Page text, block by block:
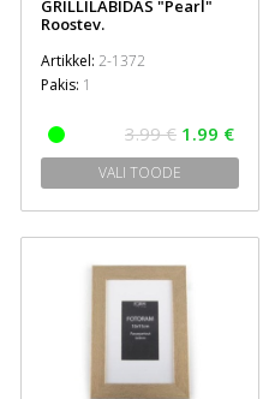
GRILLILABIDAS "Pearl"
Roostev.
Artikkel: 2-1372
Pakis: 1
3.99 € 1.99 €
VALI TOODE